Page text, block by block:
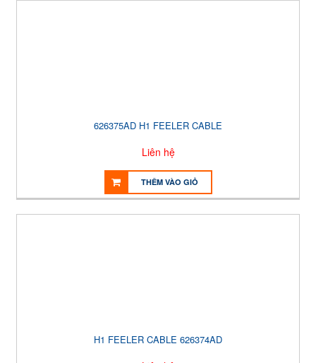
626375AD H1 FEELER CABLE
Liên hệ
THÊM VÀO GIỎ
H1 FEELER CABLE 626374AD